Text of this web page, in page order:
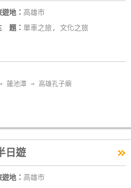
遊地： 高雄市
題： 單車之旅, 文化之旅
→ 蓮池潭 → 高雄孔子廟
日遊 »
遊地： 高雄市